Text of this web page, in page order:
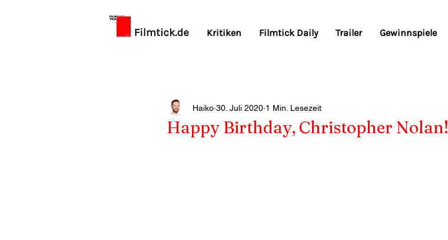
Kritiken Filmtick Daily Trailer Gewinnspiele
Happy Birthday, Christopher Nolan!
Haiko 30. Juli 2020 1 Min. Lesezeit